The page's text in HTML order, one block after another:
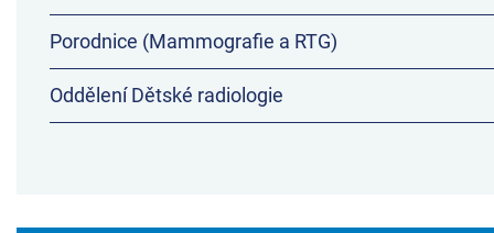
Porodnice (Mammografie a RTG)
Oddělení Dětské radiologie